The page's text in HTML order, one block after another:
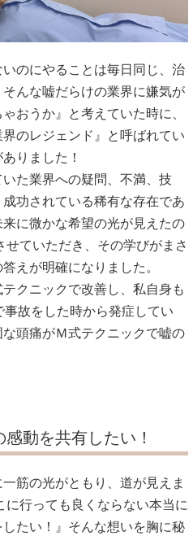
のにやることは毎日同じ、治
んな嘘だらけの業界に嫌気が
おうか』と考えていた時に、
のレジェンド』と呼ばれてい
りました！
た業界への疑問、不満、技
功されている稀有な存在であ
に微かな希望の光が見えたの
ていただき、その学びがまさ
えが明確になりました。
クニックで改善し、私自身も
故をした時から発症してい
頭痛がＭ式テクニックで嘘の
動を共有したい！
筋の光がともり、道が見えま
に行っても良くならない本当に
たい！』そんな想いを胸に秘